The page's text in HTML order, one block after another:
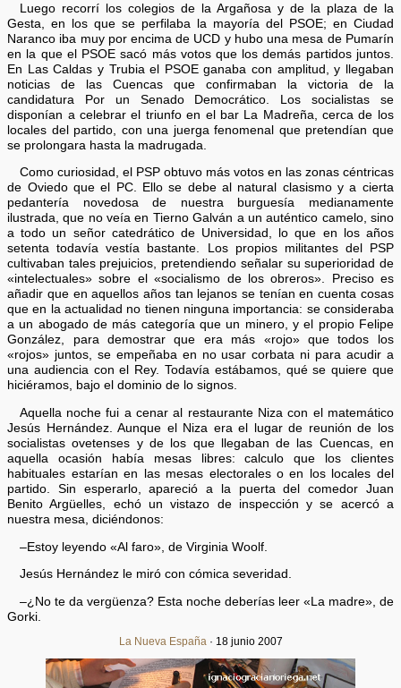
Luego recorrí los colegios de la Argañosa y de la plaza de la
Gesta, en los que se perfilaba la mayoría del PSOE; en Ciudad
Naranco iba muy por encima de UCD y hubo una mesa de Pumarín
en la que el PSOE sacó más votos que los demás partidos juntos.
En Las Caldas y Trubia el PSOE ganaba con amplitud, y llegaban
noticias de las Cuencas que confirmaban la victoria de la
candidatura Por un Senado Democrático. Los socialistas se
disponían a celebrar el triunfo en el bar La Madreña, cerca de los
locales del partido, con una juerga fenomenal que pretendían que
se prolongara hasta la madrugada.
Como curiosidad, el PSP obtuvo más votos en las zonas céntricas
de Oviedo que el PC. Ello se debe al natural clasismo y a cierta
pedantería novedosa de nuestra burguesía medianamente
ilustrada, que no veía en Tierno Galván a un auténtico camelo, sino
a todo un señor catedrático de Universidad, lo que en los años
setenta todavía vestía bastante. Los propios militantes del PSP
cultivaban tales prejuicios, pretendiendo señalar su superioridad de
«intelectuales» sobre el «socialismo de los obreros». Preciso es
añadir que en aquellos años tan lejanos se tenían en cuenta cosas
que en la actualidad no tienen ninguna importancia: se consideraba
a un abogado de más categoría que un minero, y el propio Felipe
González, para demostrar que era más «rojo» que todos los
«rojos» juntos, se empeñaba en no usar corbata ni para acudir a
una audiencia con el Rey. Todavía estábamos, qué se quiere que
hiciéramos, bajo el dominio de lo signos.
Aquella noche fui a cenar al restaurante Niza con el matemático
Jesús Hernández. Aunque el Niza era el lugar de reunión de los
socialistas ovetenses y de los que llegaban de las Cuencas, en
aquella ocasión había mesas libres: calculo que los clientes
habituales estarían en las mesas electorales o en los locales del
partido. Sin esperarlo, apareció a la puerta del comedor Juan
Benito Argüelles, echó un vistazo de inspección y se acercó a
nuestra mesa, diciéndonos:
–Estoy leyendo «Al faro», de Virginia Woolf.
Jesús Hernández le miró con cómica severidad.
–¿No te da vergüenza? Esta noche deberías leer «La madre», de
Gorki.
La Nueva España · 18 junio 2007